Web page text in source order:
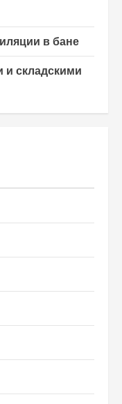
в бане
складскими